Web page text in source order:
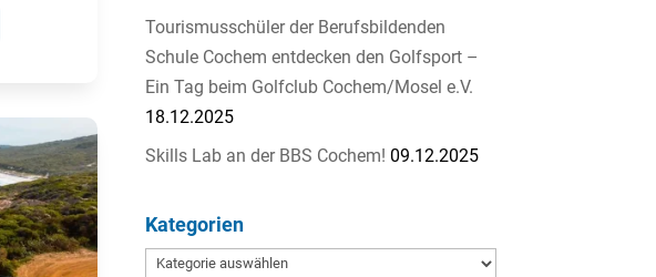
Tourismusschüler der Berufsbildenden
Schule Cochem entdecken den Golfsport –
Ein Tag beim Golfclub Cochem/Mosel e.V.
18.12.2025
Skills Lab an der BBS Cochem! 09.12.2025
Kategorien
Kategorien